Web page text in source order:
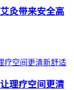
灸带来安全高
理疗空间更清